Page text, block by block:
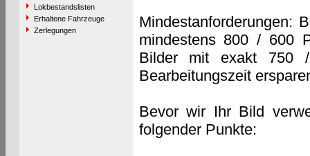
Lokbestandslisten
Erhaltene Fahrzeuge
Zerlegungen
Mindestanforderungen:
mindestens 800 / 600
Bilder mit exakt 750
Bearbeitungszeit
Bevor wir Ihr Bild
folgender Punkte: